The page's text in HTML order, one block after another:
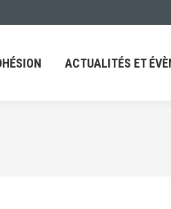
ACTUALITÉS ET
ACTUALITÉS ET ÉVÈNEMENTS